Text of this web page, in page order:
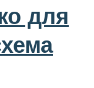
для